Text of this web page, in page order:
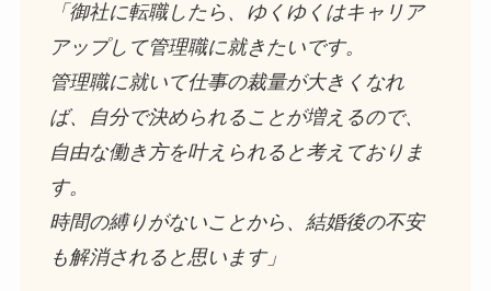
「御社に転職したら、ゆくゆくはキャリア
アップして管理職に就きたいです。
管理職に就いて仕事の裁量が大きくなれ
ば、自分で決められることが増えるので、
自由な働き方を叶えられると考えておりま
す。
時間の縛りがないことから、結婚後の不安
も解消されると思います」